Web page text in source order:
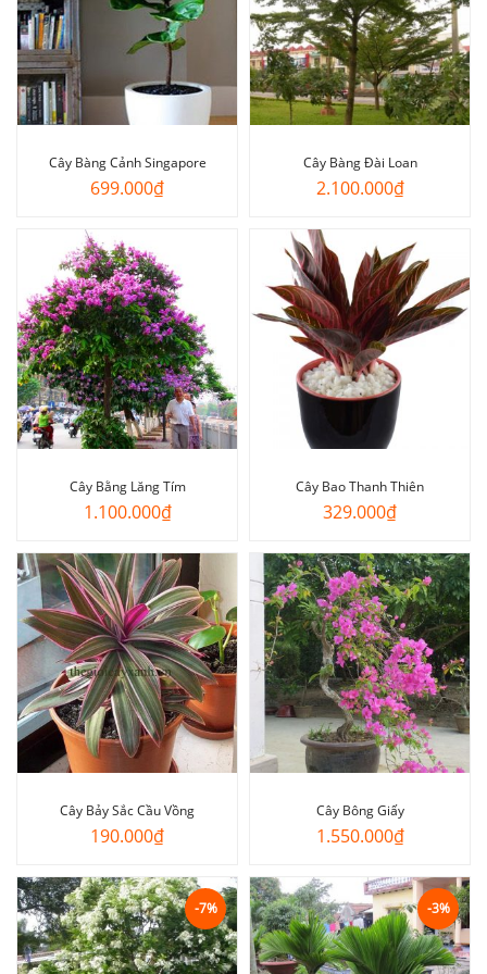
Cây Bàng Cảnh Singapore
699.000₫
Cây Bàng Đài Loan
2.100.000₫
Cây Bằng Lăng Tím
1.100.000₫
Cây Bao Thanh Thiên
329.000₫
Cây Bảy Sắc Cầu Vồng
190.000₫
Cây Bông Giấy
1.550.000₫
-7% -3%